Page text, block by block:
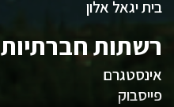
בית יגאל אלון
רשתות חברתיות
אינסטגרם
פייסבוק